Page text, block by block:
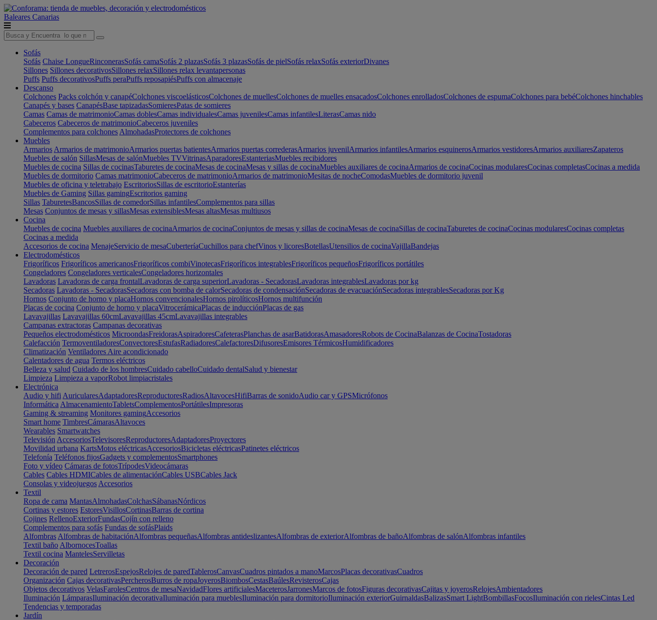
Baleares Canarias
Sofás
Sofás Chaise LongueRinconerasSofás camaSofás 2 plazasSofás 3 plazasSofás de pielSofás relaxSofás exteriorDivanes
Sillones Sillones decorativosSillones relaxSillones relax levantapersonas
Puffs Puffs decorativosPuffs peraPuffs reposapiésPuffs con almacenaje
Descanso
Colchones Packs colchón y canapéColchones viscoelásticosColchones de muellesColchones de muelles ensacadosColchones enrolladosColchones de espumaColchones para bebéColchones hinchables
Canapés y bases CanapésBase tapizadasSomieresPatas de somieres
Camas Camas de matrimonioCamas doblesCamas individualesCamas juvenilesCamas infantilesLiterasCamas nido
Cabeceros Cabeceros de matrimonioCabeceros juveniles
Complementos para colchones AlmohadasProtectores de colchones
Muebles
Armarios Armarios de matrimonioArmarios puertas batientesArmarios puertas correderasArmarios juvenilArmarios infantilesArmarios esquinerosArmarios vestidoresArmarios auxiliaresZapateros
Muebles de salón SillasMesas de salónMuebles TVVitrinasAparadoresEstanteriasMuebles recibidores
Muebles de cocina Sillas de cocinasTaburetes de cocinaMesas de cocinaMesas y sillas de cocinaMuebles auxiliares de cocinaArmarios de cocinaCocinas modularesCocinas completasCocinas a medida
Muebles de dormitorio Camas matrimonioCabeceros de matrimonioArmarios de matrimonioMesitas de nocheComodasMuebles de dormitorio juvenil
Muebles de oficina y teletrabajo EscritoriosSillas de escritorioEstanterías
Muebles de Gaming Sillas gamingEscritorios gaming
Sillas TaburetesBancosSillas de comedorSillas infantilesComplementos para sillas
Mesas Conjuntos de mesas y sillasMesas extensiblesMesas altasMesas multiusos
Cocina
Muebles de cocina Muebles auxiliares de cocinaArmarios de cocinaConjuntos de mesas y sillas de cocinaMesas de cocinaSillas de cocinaTaburetes de cocinaCocinas modularesCocinas completas
Cocinas a medida
Accesorios de cocina MenajeServicio de mesaCuberteríaCuchillos para chefVinos y licoresBotellasUtensilios de cocinaVajillaBandejas
Electrodomésticos
Frigoríficos Frigoríficos americanosFrigoríficos combiVinotecasFrigoríficos integrablesFrigoríficos pequeñosFrigoríficos portátiles
Congeladores Congeladores verticalesCongeladores horizontales
Lavadoras Lavadoras de carga frontalLavadoras de carga superiorLavadoras - SecadorasLavadoras integrablesLavadoras por kg
Secadoras Lavadoras - SecadorasSecadoras con bomba de calorSecadoras de condensaciónSecadoras de evacuaciónSecadoras integrablesSecadoras por Kg
Hornos Conjunto de horno y placaHornos convencionalesHornos pirolíticosHornos multifunción
Placas de cocina Conjunto de horno y placaVitrocerámicaPlacas de inducciónPlacas de gas
Lavavajillas Lavavajillas 60cmLavavajillas 45cmLavavajillas integrables
Campanas extractoras Campanas decorativas
Pequeños electrodomésticos MicroondasFreidorasAspiradoresCafeterasPlanchas de asarBatidorasAmasadoresRobots de CocinaBalanzas de CocinaTostadoras
Calefacción TermoventiladoresConvectoresEstufasRadiadoresCalefactoresDifusoresEmisores TérmicosHumidificadores
Climatización Ventiladores Aire acondicionado
Calentadores de agua Termos eléctricos
Belleza y salud Cuidado de los hombresCuidado cabelloCuidado dentalSalud y bienestar
Limpieza Limpieza a vaporRobot limpiacristales
Electrónica
Audio y hifi AuricularesAdaptadoresReproductoresRadiosAltavocesHifiBarras de sonidoAudio car y GPSMicrófonos
Informática AlmacenamientoTabletsComplementosPortátilesImpresoras
Gaming & streaming Monitores gamingAccesorios
Smart home TimbresCámarasAltavoces
Wearables Smartwatches
Televisión AccesoriosTelevisoresReproductoresAdaptadoresProyectores
Movilidad urbana KartsMotos eléctricasAccesoriosBicicletas eléctricasPatinetes eléctricos
Telefonía Teléfonos fijosGadgets y complementosSmartphones
Foto y vídeo Cámaras de fotosTrípodesVideocámaras
Cables Cables HDMICables de alimentaciónCables USBCables Jack
Consolas y videojuegos Accesorios
Textil
Ropa de cama MantasAlmohadasColchasSábanasNórdicos
Cortinas y estores EstoresVisillosCortinasBarras de cortina
Cojines RellenoExteriorFundasCojín con relleno
Complementos para sofás Fundas de sofásPlaids
Alfombras Alfombras de habitaciónAlfombras pequeñasAlfombras antideslizantesAlfombras de exteriorAlfombras de bañoAlfombras de salónAlfombras infantiles
Textil baño AlbornocesToallas
Textil cocina MantelesServilletas
Decoración
Decoración de pared LetrerosEspejosRelojes de paredTablerosCanvasCuadros pintados a manoMarcosPlacas decorativasCuadros
Organización Cajas decorativasPercherosBurros de ropaJoyerosBiombosCestasBaúlesRevisterosCajas
Objetos decorativos VelasFarolesCentros de mesaNavidadFlores artificialesMaceterosJarronesMarcos de fotosFiguras decorativasCajitas y joyerosRelojesAmbientadores
Iluminación LámparasIluminación decorativaIluminación para mueblesIluminación para dormitorioIluminación exteriorGuirnaldasBalizasSmart LightBombillasFocosIluminación con rielesCintas Led
Tendencias y temporadas
Jardín